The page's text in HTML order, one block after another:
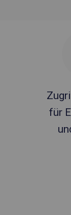
für